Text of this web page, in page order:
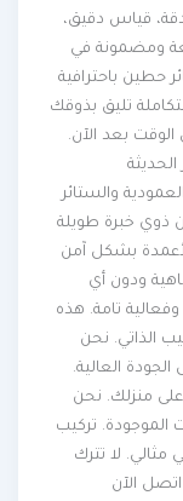
قياس دقيق،
ومضمونة في
ستائر حطين باحترافية
تليق بذوقك
بعد الآن.
والستائر
خبرة طويلة
بشكل آمن
ودون أي
تامة. هذه
نحن
العالية.
منزلك. نحن
تركيب
لا تترك
الآن